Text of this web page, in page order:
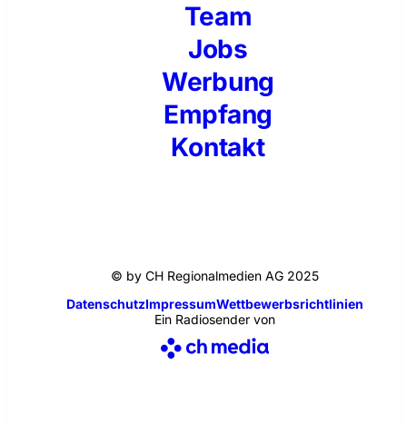
Team
Jobs
Werbung
Empfang
Kontakt
© by CH Regionalmedien AG 2025
DatenschutzImpressumWettbewerbsrichtlinien
Ein Radiosender von